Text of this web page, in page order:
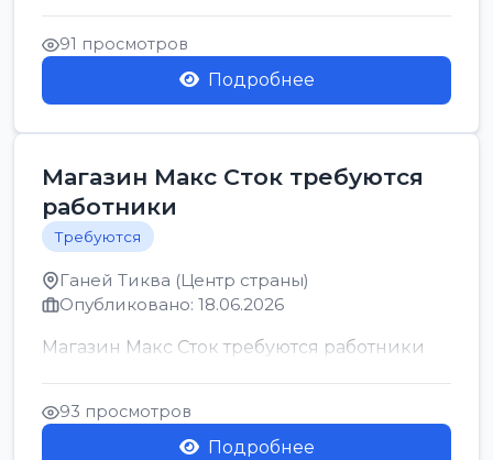
позицию возможна дом...
91 просмотров
Подробнее
Магазин Макс Сток требуются
работники
Требуются
Ганей Тиква (Центр страны)
Опубликовано: 18.06.2026
Магазин Макс Сток требуются работники
93 просмотров
Подробнее